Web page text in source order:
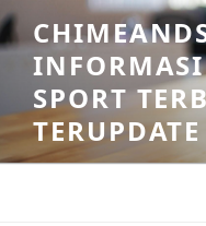
Skip
to
contentINFORMASI
SPORT
TERUPDATE